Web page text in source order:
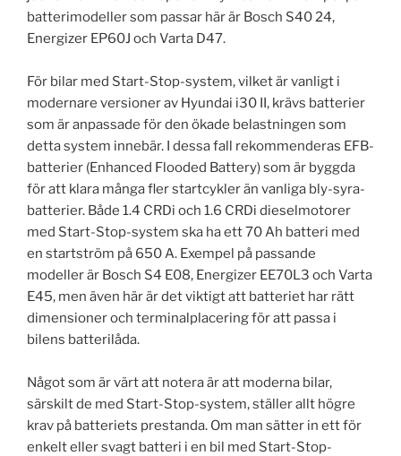
batterimodeller som passar här är Bosch S40 24,
Energizer EP60J och Varta D47.
För bilar med Start-Stop-system, vilket är vanligt i
modernare versioner av Hyundai i30 II, krävs batterier
som är anpassade för den ökade belastningen som
detta system innebär. I dessa fall rekommenderas EFB-
batterier (Enhanced Flooded Battery) som är byggda
för att klara många fler startcykler än vanliga bly-syra-
batterier. Både 1.4 CRDi och 1.6 CRDi dieselmotorer
med Start-Stop-system ska ha ett 70 Ah batteri med
en startström på 650 A. Exempel på passande
modeller är Bosch S4 E08, Energizer EE70L3 och Varta
E45, men även här är det viktigt att batteriet har rätt
dimensioner och terminalplacering för att passa i
bilens batterilåda.
Något som är värt att notera är att moderna bilar,
särskilt de med Start-Stop-system, ställer allt högre
krav på batteriets prestanda. Om man sätter in ett för
enkelt eller svagt batteri i en bil med Start-Stop-